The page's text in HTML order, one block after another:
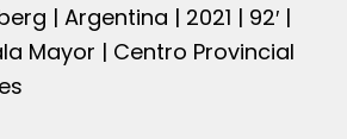
| Argentina | 2021 | 92′ |
Mayor | Centro Provincial